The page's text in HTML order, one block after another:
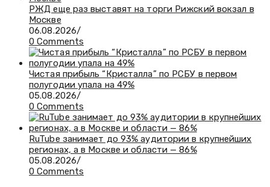
РЖД еще раз выставят на торги Рижский вокзал в
Москве
06.08.2026/
0 Comments
Чистая прибыль “Кристалла” по РСБУ в первом
полугодии упала на 49%
05.08.2026/
0 Comments
RuTube занимает до 93% аудитории в крупнейших
регионах, а в Москве и области — 86%
05.08.2026/
0 Comments